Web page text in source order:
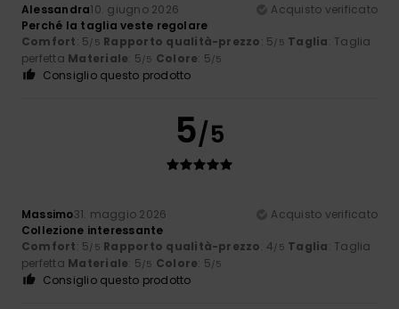
Alessandra10. giugno 2026
Acquisto verificato
Perché la taglia veste regolare
Comfort: 5/5 Rapporto qualità-prezzo: 5/5 Taglia: Taglia
perfetta Materiale: 5/5 Colore: 5/5
Consiglio questo prodotto
5/5
Massimo31. maggio 2026
Acquisto verificato
Collezione interessante
Comfort: 5/5 Rapporto qualità-prezzo: 4/5 Taglia: Taglia
perfetta Materiale: 5/5 Colore: 5/5
Consiglio questo prodotto